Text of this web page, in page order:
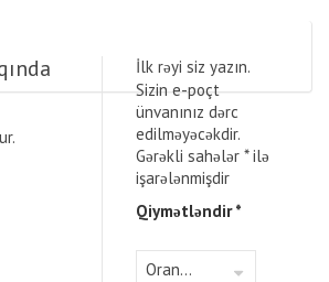
İlk rəyi siz yazın.
Sizin e-poçt
ünvanınız dərc
edilməyəcəkdir.
Gərəkli sahələr *ilə
işarələnmişdir
Qiymətləndir*